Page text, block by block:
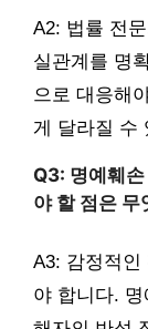
A2: 법률 전
실관계를 명
으로 대응해
게 달라질 수
Q3: 명예훼
야 할 점은 무
A3: 감정적인
야 합니다.